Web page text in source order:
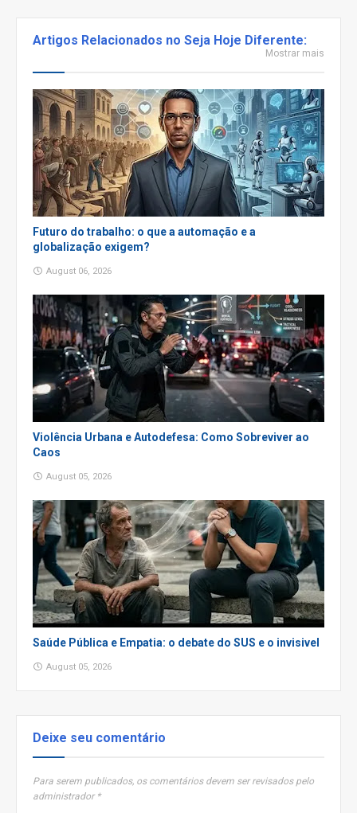
Artigos Relacionados no Seja Hoje Diferente:
Mostrar mais
Futuro do trabalho: o que a automação e a
globalização exigem?
August 06, 2026
Violência Urbana e Autodefesa: Como Sobreviver ao
Caos
August 05, 2026
Saúde Pública e Empatia: o debate do SUS e o invisivel
August 05, 2026
Deixe seu comentário
Para serem publicados, os comentários devem ser revisados pelo
administrador *